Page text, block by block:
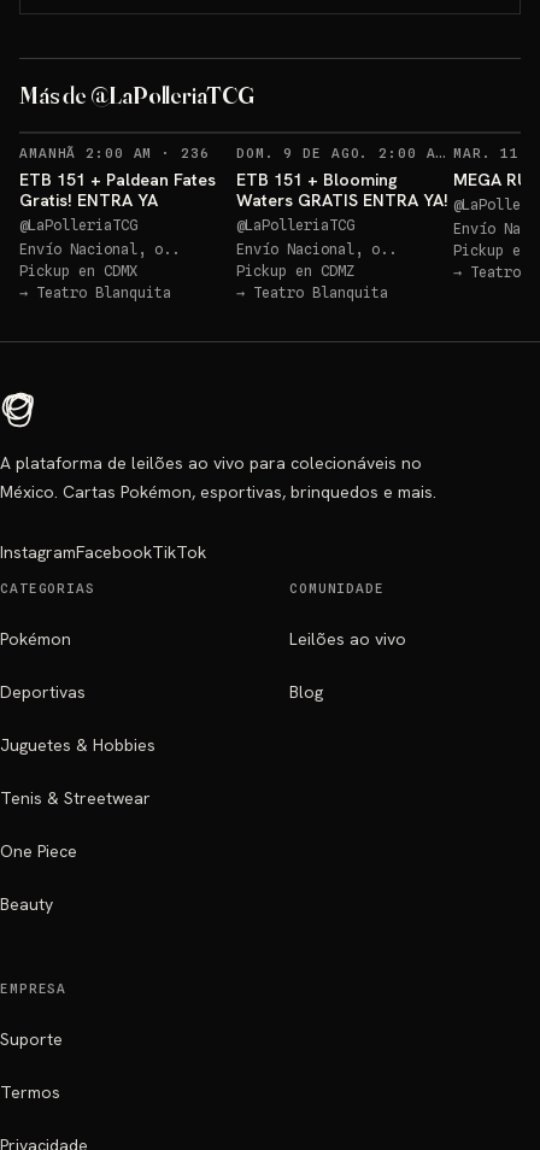
Más de @LaPolleriaTCG
Sorteos: ETB Paldean GRATIS +10 más →
AMANHÃ 2:00 AM · 236 RECORDATORIOS
ETB 151 + Paldean Fates
Gratis! ENTRA YA
@LaPolleriaTCG
Envío Nacional, o..
Pickup en CDMX
→ Teatro Blanquita
DOM. 9 DE AGO. 2:00 AM ·252
ETB 151 + Blooming
Waters GRATIS ENTRA YA!
@LaPolleriaTCG
Envío Nacional, o..
Pickup en CDMZ
→ Teatro Blanquita
MEGA
@
Envío
Pickup en
→ Teatro
A plataforma de leilões ao vivo para colecionáveis no
México. Cartas Pokémon, esportivas, brinquedos e mais.
InstagramFacebookTikTok
CATEGORIAS
Pokémon
Deportivas
Juguetes & Hobbies
Tenis & Streetwear
One Piece
Beauty
COMUNIDADE
Leilões ao vivo
Blog
EMPRESA
Suporte
Termos
Privacidade